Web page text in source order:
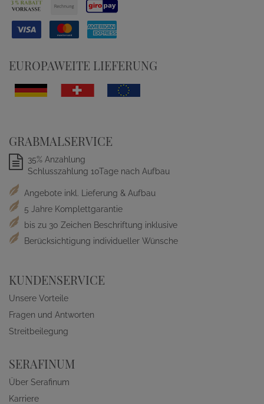
EUROPAWEITE LIEFERUNG
GRABMALSERVICE
35% Anzahlung
Schlusszahlung 10Tage nach Aufbau
Angebote inkl. Lieferung & Aufbau
5 Jahre Komplettgarantie
bis zu 30 Zeichen Beschriftung inklusive
Berücksichtigung individueller Wünsche
KUNDENSERVICE
Unsere Vorteile
Fragen und Antworten
Streitbeilegung
SERAFINUM
Über Serafinum
Karriere